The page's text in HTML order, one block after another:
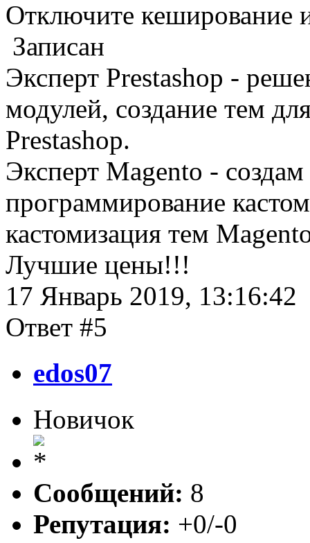
Отключите кеширование
Записан
Эксперт Prestashop -
модулей, создание тем
Prestashop.
Эксперт Magento -
программирование
кастомизация тем
Лучшие цены!!!
17 Январь 2019, 13:16:42
Ответ #5
edos07
Новичок
Сообщений: 8
Репутация: +0/-0